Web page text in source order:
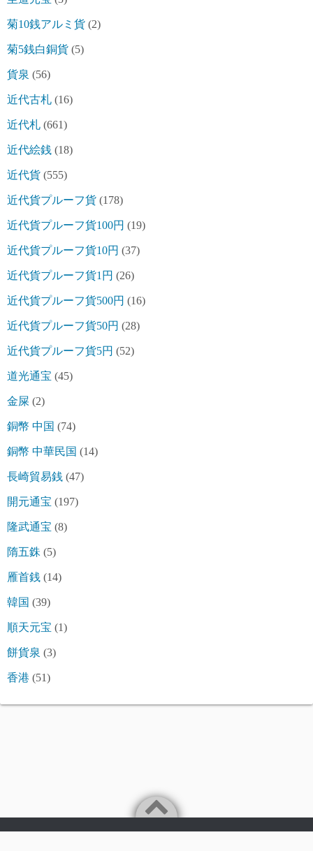
菊10銭アルミ貨 (2)
菊5銭白銅貨 (5)
貨泉 (56)
近代古札 (16)
近代札 (661)
近代絵銭 (18)
近代貨 (555)
近代貨プルーフ貨 (178)
近代貨プルーフ貨100円 (19)
近代貨プルーフ貨10円 (37)
近代貨プルーフ貨1円 (26)
近代貨プルーフ貨500円 (16)
近代貨プルーフ貨50円 (28)
近代貨プルーフ貨5円 (52)
道光通宝 (45)
金屎 (2)
銅幣 中国 (74)
銅幣 中華民国 (14)
長崎貿易銭 (47)
開元通宝 (197)
隆武通宝 (8)
隋五銖 (5)
雁首銭 (14)
韓国 (39)
順天元宝 (1)
餅貨泉 (3)
香港 (51)